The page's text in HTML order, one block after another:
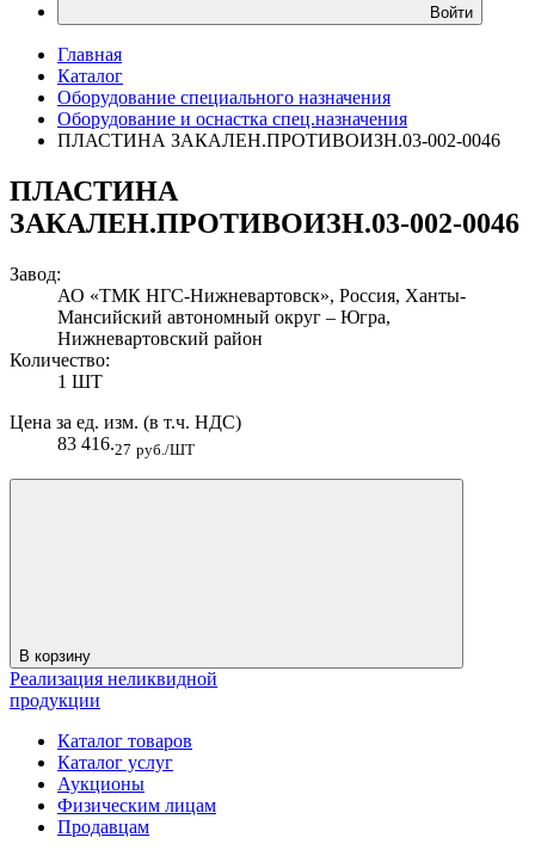
Войти
Главная
Каталог
Оборудование специального назначения
Оборудование и оснастка спец.назначения
ПЛАСТИНА ЗАКАЛЕН.ПРОТИВОИЗН.03-002-0046
ПЛАСТИНА
ЗАКАЛЕН.ПРОТИВОИЗН.03-002-0046
Завод:
АО «ТМК НГС-Нижневартовск», Россия, Ханты-
Мансийский автономный округ – Югра,
Нижневартовский район
Количество:
1 ШТ
Цена за ед. изм. (в т.ч. НДС)
83 416.27 руб./ШТ
В корзину
Реализация неликвидной
продукции
Каталог товаров
Каталог услуг
Аукционы
Физическим лицам
Продавцам